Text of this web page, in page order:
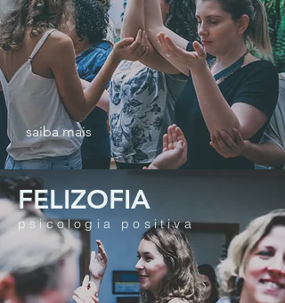
saiba mais
FELIZOFIA
psicologia positiva